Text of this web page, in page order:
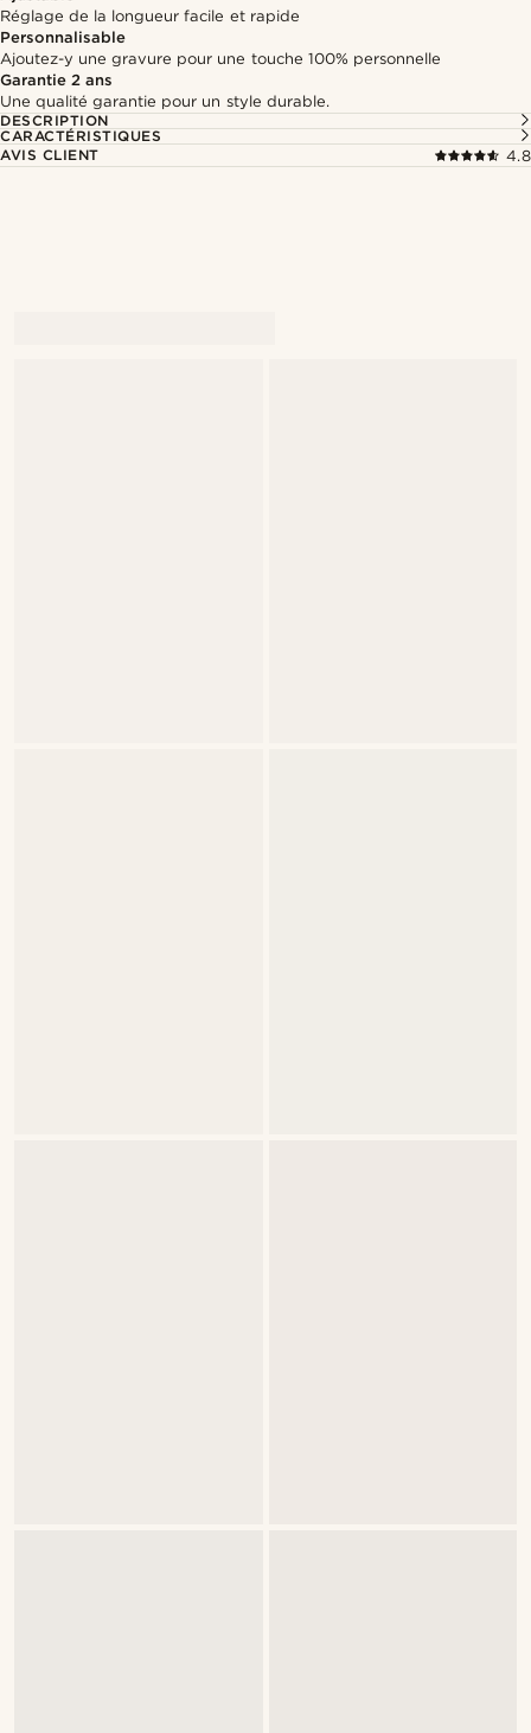
Réglage de la longueur facile et rapide
Personnalisable
Ajoutez-y une gravure pour une touche 100% personnelle
Garantie 2 ans
Une qualité garantie pour un style durable.
DESCRIPTION
CARACTÉRISTIQUES
AVIS CLIENT
4.8